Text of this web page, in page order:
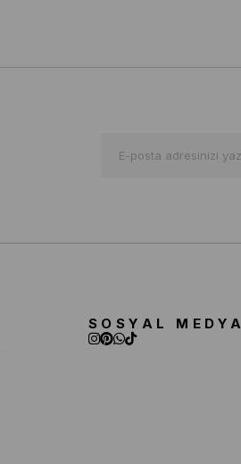
SOSYAL MEDYA